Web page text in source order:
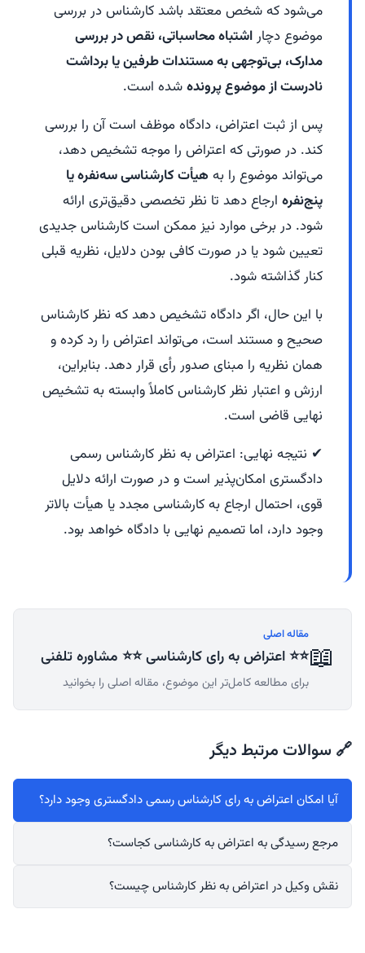
می‌شود که شخص معتقد باشد کارشناس در بررسی
موضوع دچار اشتباه محاسباتی، نقص در بررسی
مدارک، بی‌توجهی به مستندات طرفین یا برداشت
نادرست از موضوع پروندهشده است.
پس از ثبت اعتراض، دادگاه موظف است آن را بررسی
کند. در صورتی که اعتراض را موجه تشخیص دهد،
می‌تواند موضوع را به هیأت کارشناسی سه‌نفره یا
پنج‌نفره ارجاع دهد تا نظر تخصصی دقیق‌تری ارائه
شود. در برخی موارد نیز ممکن است کارشناس جدیدی
تعیین شود یا در صورت کافی بودن دلایل، نظریه قبلی
کنار گذاشته شود.
با این حال، اگر دادگاه تشخیص دهد که نظر کارشناس
صحیح و مستند است، می‌تواند اعتراض را رد کرده و
همان نظریه را مبنای صدور رأی قرار دهد. بنابراین،
ارزش و اعتبار نظر کارشناس کاملاً وابسته به تشخیص
نهایی قاضی است.
✔ نتیجه نهایی: اعتراض به نظر کارشناس رسمی
دادگستری امکان‌پذیر است و در صورت ارائه دلایل
قوی، احتمال ارجاع به کارشناسی مجدد یا هیأت بالاتر
وجود دارد، اما تصمیم نهایی با دادگاه خواهد بود.
📖
مقاله اصلی
⭐⭐ اعتراض به رای کارشناسی ⭐⭐ مشاوره تلفنی
برای مطالعه کامل‌تر این موضوع، مقاله اصلی را بخوانید
🔗 سوالات مرتبط دیگر
آیا امکان اعتراض به رای کارشناس رسمی دادگستری وجود دارد؟
مرجع رسیدگی به اعتراض به کارشناسی کجاست؟
نقش وکیل در اعتراض به نظر کارشناس چیست؟